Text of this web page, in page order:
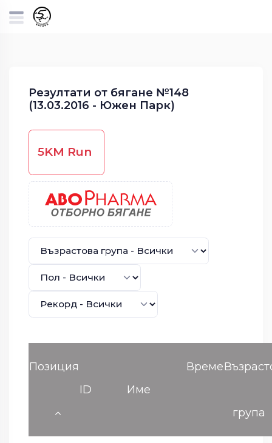
Резултати от бягане №148
(13.03.2016 - Южен Парк)
5KM Run
Позиция
ID
Име
Време
група